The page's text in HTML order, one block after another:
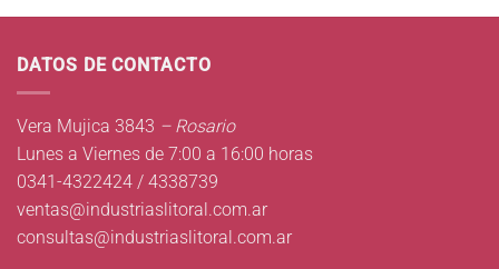
DATOS DE CONTACTO
Vera Mujica 3843 – Rosario
Lunes a Viernes de 7:00 a 16:00 horas
0341-4322424 / 4338739
ventas@industriaslitoral.com.ar
consultas@industriaslitoral.com.ar